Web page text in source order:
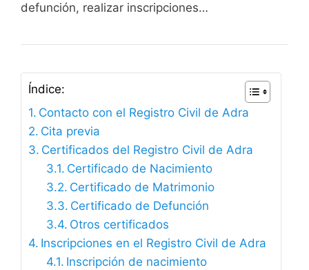
defunción, realizar inscripciones…
Índice:
Contacto con el Registro Civil de Adra
Cita previa
Certificados del Registro Civil de Adra
Certificado de Nacimiento
Certificado de Matrimonio
Certificado de Defunción
Otros certificados
Inscripciones en el Registro Civil de Adra
Inscripción de nacimiento